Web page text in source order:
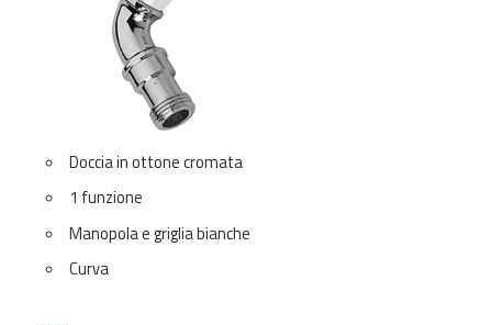
Doccia in ottone cromata
1 funzione
Manopola e griglia bianche
Curva